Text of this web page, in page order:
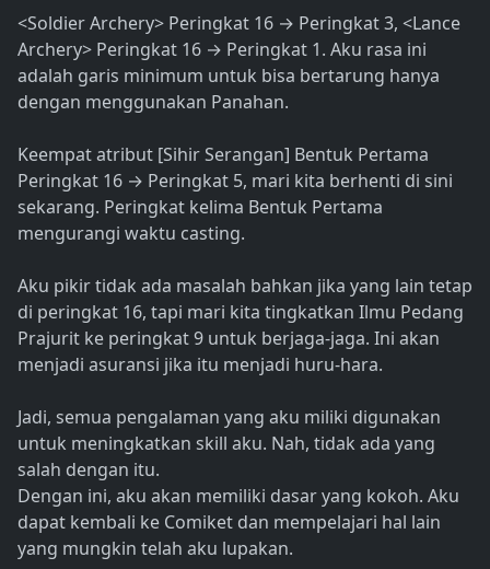
<Soldier Archery> Peringkat 16 → Peringkat 3, <Lance
Archery> Peringkat 16 → Peringkat 1. Aku rasa ini
adalah garis minimum untuk bisa bertarung hanya
dengan menggunakan Panahan.
Keempat atribut [Sihir Serangan] Bentuk Pertama
Peringkat 16 → Peringkat 5, mari kita berhenti di sini
sekarang. Peringkat kelima Bentuk Pertama
mengurangi waktu casting.
Aku pikir tidak ada masalah bahkan jika yang lain tetap
di peringkat 16, tapi mari kita tingkatkan Ilmu Pedang
Prajurit ke peringkat 9 untuk berjaga-jaga. Ini akan
menjadi asuransi jika itu menjadi huru-hara.
Jadi, semua pengalaman yang aku miliki digunakan
untuk meningkatkan skill aku. Nah, tidak ada yang
salah dengan itu.
Dengan ini, aku akan memiliki dasar yang kokoh. Aku
dapat kembali ke Comiket dan mempelajari hal lain
yang mungkin telah aku lupakan.